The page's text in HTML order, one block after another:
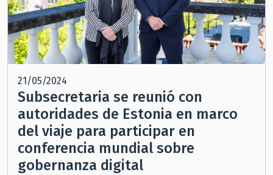
21/05/2024
Subsecretaria se reunió con
autoridades de Estonia en marco
del viaje para participar en
conferencia mundial sobre
gobernanza digital